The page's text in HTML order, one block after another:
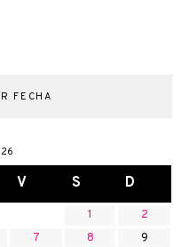
FECHA
V S D
1
2
7 8
9